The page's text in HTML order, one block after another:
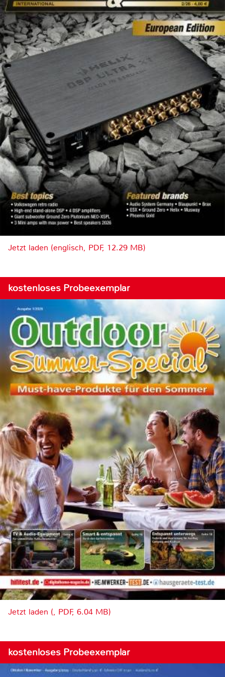
Jetzt laden (englisch, PDF, 12.29 MB)
kostenloses Probeexemplar
Jetzt laden (, PDF, 6.04 MB)
kostenloses Probeexemplar